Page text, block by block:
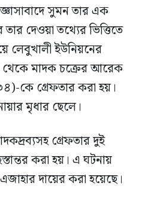
সুমন তার এক
দেওয়া তথ্যের ভিত্তিতে
লেবুখালী ইউনিয়নের
থেকে মাদক চক্রের আরেক
কে গ্রেফতার করা হয়।
মৃধার ছেলে।
গ্রেফতার দুই
করা হয়। এ ঘটনায়
দায়ের করা হয়েছে।